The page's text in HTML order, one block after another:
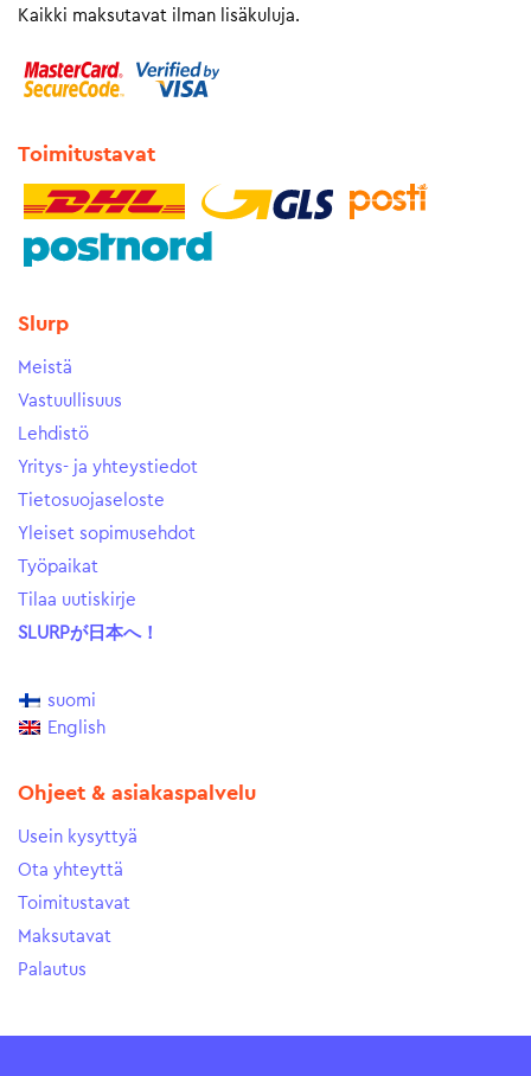
Kaikki maksutavat ilman lisäkuluja.
Toimitustavat
Slurp
Meistä
Vastuullisuus
Lehdistö
Yritys- ja yhteystiedot
Tietosuojaseloste
Yleiset sopimusehdot
Työpaikat
Tilaa uutiskirje
SLURPが日本へ！
suomi
English
Ohjeet & asiakaspalvelu
Usein kysyttyä
Ota yhteyttä
Toimitustavat
Maksutavat
Palautus